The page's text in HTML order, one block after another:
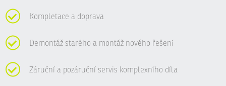
Kompletace a doprava
Demontáž starého a montáž nového řešení
Záruční a pozáruční servis komplexního díla